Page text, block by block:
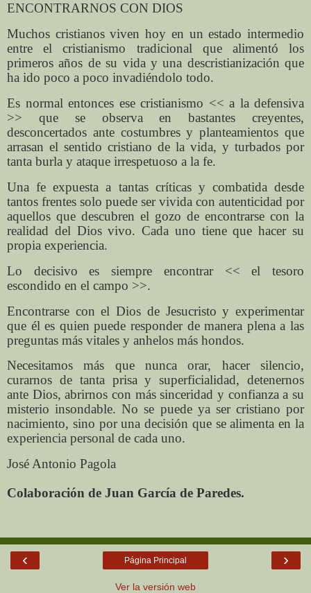
ENCONTRARNOS CON DIOS
Muchos cristianos viven hoy en un estado intermedio
entre el cristianismo tradicional que alimentó los
primeros años de su vida y una descristianización que
ha ido poco a poco invadiéndolo todo.
Es normal entonces ese cristianismo << a la defensiva
>> que se observa en bastantes creyentes,
desconcertados ante costumbres y planteamientos que
arrasan el sentido cristiano de la vida, y turbados por
tanta burla y ataque irrespetuoso a la fe.
Una fe expuesta a tantas críticas y combatida desde
tantos frentes solo puede ser vivida con autenticidad por
aquellos que descubren el gozo de encontrarse con la
realidad del Dios vivo. Cada uno tiene que hacer su
propia experiencia.
Lo decisivo es siempre encontrar << el tesoro
escondido en el campo >>.
Encontrarse con el Dios de Jesucristo y experimentar
que él es quien puede responder de manera plena a las
preguntas más vitales y anhelos más hondos.
Necesitamos más que nunca orar, hacer silencio,
curarnos de tanta prisa y superficialidad, detenernos
ante Dios, abrirnos con más sinceridad y confianza a su
misterio insondable. No se puede ya ser cristiano por
nacimiento, sino por una decisión que se alimenta en la
experiencia personal de cada uno.
José Antonio Pagola
Colaboración de Juan García de Paredes.
‹ ›
Página Principal
Ver la versión web